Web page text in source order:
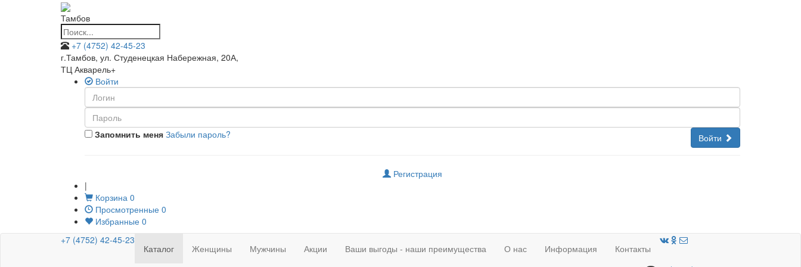
Тамбов
+7 (4752) 42-45-23
г.Тамбов, ул. Студенецкая Набережная, 20А,
ТЦ Акварель+
Войти
Запомнить меня Войти
Забыли пароль?
Регистрация
|
Корзина 0
Просмотренные 0
Избранные 0
+7 (4752) 42-45-23
Каталог Женщины Мужчины Акции Ваши выгоды - наши преимущества О нас Информация
Контакты